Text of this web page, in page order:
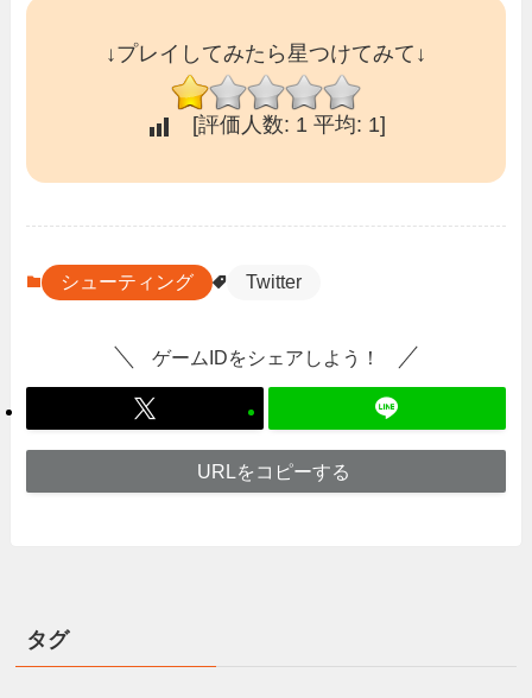
↓プレイしてみたら星つけてみて↓
[評価人数: 1 平均: 1]
シューティング Twitter
ゲームIDをシェアしよう！
URLをコピーする
タグ